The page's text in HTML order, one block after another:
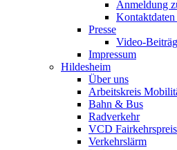
Anmeldung
Presse
Video-
Impressum
Hildesheim
Über uns
Arbeitskreis
Bahn & Bus
Radverkehr
VCD
Verkehrslärm